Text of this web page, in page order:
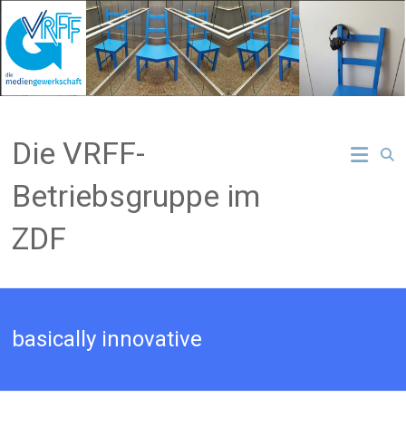
Inhalt
springen
Die VRFF-
Betriebsgruppe im
ZDF
basically innovative